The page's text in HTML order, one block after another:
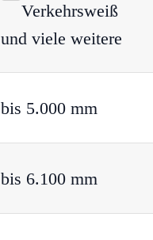
Verkehrsweiß
und viele weitere
bis 5.000 mm
bis 6.100 mm